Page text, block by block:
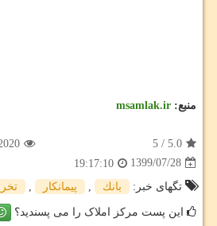
منبع: msamlak.ir
5.0
/
5
1399/07/28
19:17:10
تگهای خبر:
بانك پیمانكار
این پست مرکز املاک را می پسندید؟